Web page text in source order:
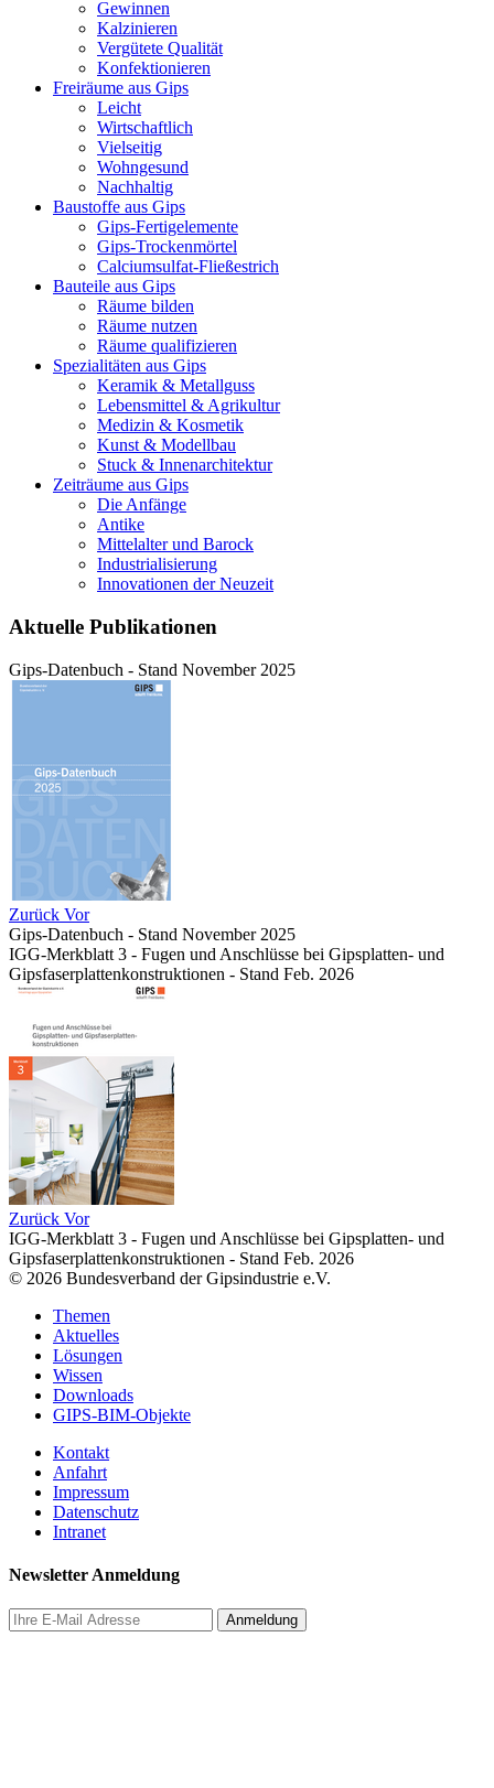
Gewinnen
Kalzinieren
Vergütete Qualität
Konfektionieren
Freiräume aus Gips
Leicht
Wirtschaftlich
Vielseitig
Wohngesund
Nachhaltig
Baustoffe aus Gips
Gips-Fertigelemente
Gips-Trockenmörtel
Calciumsulfat-Fließestrich
Bauteile aus Gips
Räume bilden
Räume nutzen
Räume qualifizieren
Spezialitäten aus Gips
Keramik & Metallguss
Lebensmittel & Agrikultur
Medizin & Kosmetik
Kunst & Modellbau
Stuck & Innenarchitektur
Zeiträume aus Gips
Die Anfänge
Antike
Mittelalter und Barock
Industrialisierung
Innovationen der Neuzeit
Aktuelle Publikationen
Gips-Datenbuch - Stand November 2025
Zurück Vor
Gips-Datenbuch - Stand November 2025
IGG-Merkblatt 3 - Fugen und Anschlüsse bei Gipsplatten- und
Gipsfaserplattenkonstruktionen - Stand Feb. 2026
Zurück Vor
IGG-Merkblatt 3 - Fugen und Anschlüsse bei Gipsplatten- und
Gipsfaserplattenkonstruktionen - Stand Feb. 2026
© 2026 Bundesverband der Gipsindustrie e.V.
Themen
Aktuelles
Lösungen
Wissen
Downloads
GIPS-BIM-Objekte
Kontakt
Anfahrt
Impressum
Datenschutz
Intranet
Newsletter Anmeldung